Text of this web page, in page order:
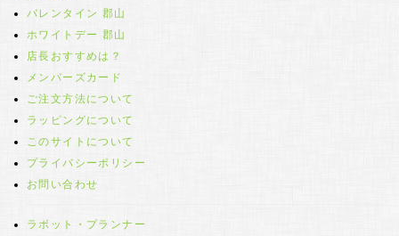
バレンタイン 郡山
ホワイトデー 郡山
店長おすすめは？
メンバーズカード
ご注文方法について
ラッピングについて
このサイトについて
プライバシーポリシー
お問い合わせ
ラボット・プランナー